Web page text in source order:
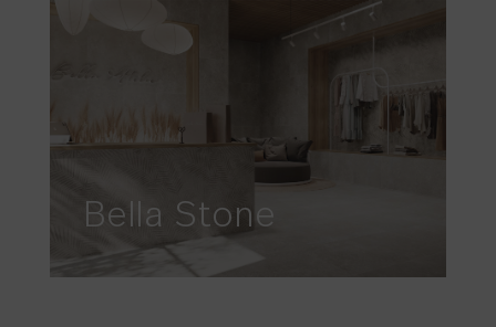
Bella Stone